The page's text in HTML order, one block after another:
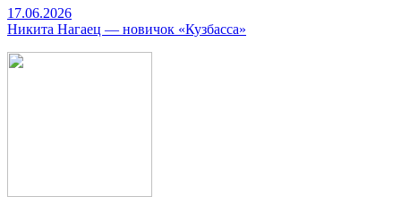
17.06.2026
Никита Нагаец — новичок «Кузбасса»